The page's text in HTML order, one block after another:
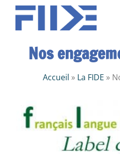
Nos
Accueil » La FIDE »